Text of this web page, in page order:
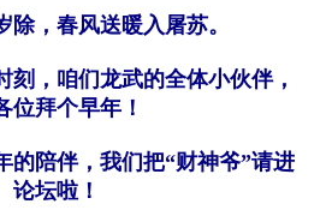
除，春风送暖入屠苏。
刻，咱们龙武的全体小伙伴，
位拜个早年！
的陪伴，我们把“财神爷”请进
论坛啦！